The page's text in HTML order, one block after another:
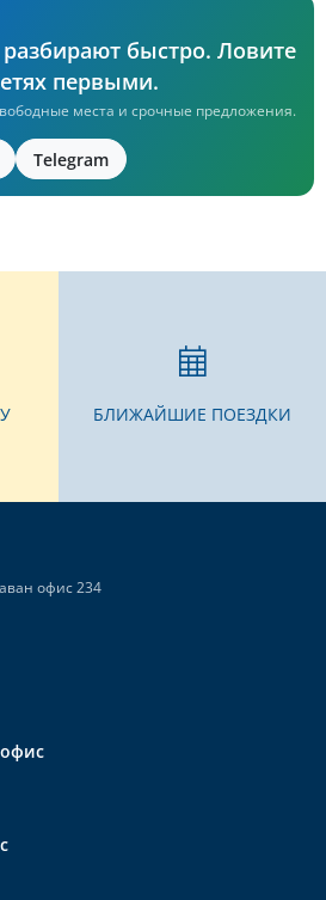
быстро. Ловите
первыми.
места и срочные предложения.
Telegram
БЛИЖАЙШИЕ ПОЕЗДКИ
офис 234